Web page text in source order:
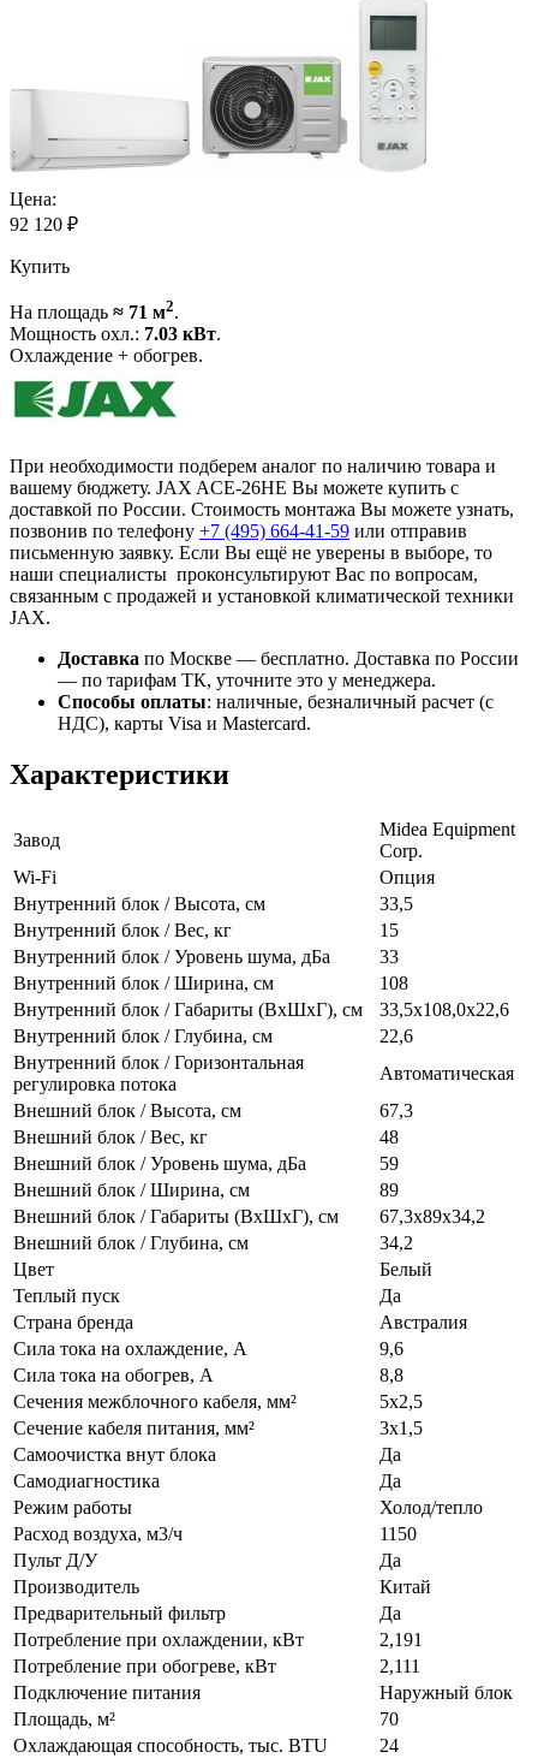
Цена:
92 120 ₽
Купить
На площадь ≈ 71 м2.
Мощность охл.: 7.03 кВт.
Охлаждение + обогрев.
При необходимости подберем аналог по наличию товара и
вашему бюджету. JAX ACE-26HE Вы можете купить с
доставкой по России. Стоимость монтажа Вы можете узнать,
позвонив по телефону +7 (495) 664-41-59 или отправив
письменную заявку. Если Вы ещё не уверены в выборе, то
наши специалисты проконсультируют Вас по вопросам,
связанным с продажей и установкой климатической техники
JAX.
Доставка по Москве — бесплатно. Доставка по России
— по тарифам ТК, уточните это у менеджера.
Способы оплаты: наличные, безналичный расчет (с
НДС), карты Visa и Mastercard.
Характеристики
Завод
Midea Equipment
Corp.
Wi-Fi
Опция
Внутренний блок / Высота, см
33,5
Внутренний блок / Вес, кг
15
Внутренний блок / Уровень шума, дБа
33
Внутренний блок / Ширина, см
108
Внутренний блок / Габариты (ВхШхГ), см
33,5х108,0х22,6
Внутренний блок / Глубина, см
22,6
Внутренний блок / Горизонтальная
регулировка потока
Автоматическая
Внешний блок / Высота, см
67,3
Внешний блок / Вес, кг
48
Внешний блок / Уровень шума, дБа
59
Внешний блок / Ширина, см
89
Внешний блок / Габариты (ВхШхГ), см
67,3х89х34,2
Внешний блок / Глубина, см
34,2
Цвет
Белый
Теплый пуск
Да
Страна бренда
Австралия
Сила тока на охлаждение, А
9,6
Сила тока на обогрев, А
8,8
Сечения межблочного кабеля, мм²
5х2,5
Сечение кабеля питания, мм²
3х1,5
Самоочистка внут блока
Да
Самодиагностика
Да
Режим работы
Холод/тепло
Расход воздуха, м3/ч
1150
Пульт Д/У
Да
Производитель
Китай
Предварительный фильтр
Да
Потребление при охлаждении, кВт
2,191
Потребление при обогреве, кВт
2,111
Подключение питания
Наружный блок
Площадь, м²
70
Охлаждающая способность, тыс. BTU
24